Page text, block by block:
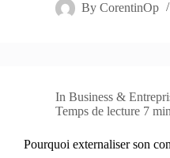
By CorentinOp
In Business &
Temps de lecture 7 min
Pourquoi externaliser son